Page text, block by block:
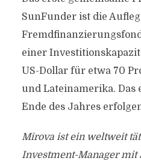
SunFunder ist die
einer
US-Dollar für etwa 70
und Lateinamerika. Das
Ende des Jahres
Mirova ist ein weltweit
Investment-Manager mit